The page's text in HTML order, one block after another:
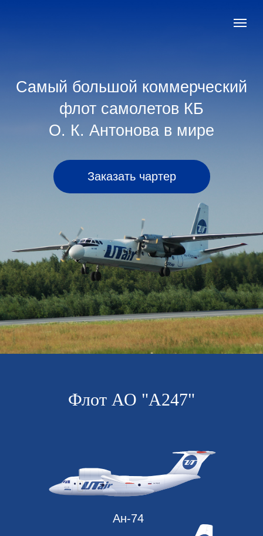
флот самолетов КБ
О. К. Антонова в мире
Заказать чартер
Флот АО "А247"
Ан-74